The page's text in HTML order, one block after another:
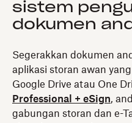
sistem
dokumen
Segerakkan dokumen
aplikasi storan awan
Google Drive atau One
Professional + eSign,
gabungan storan dan e-